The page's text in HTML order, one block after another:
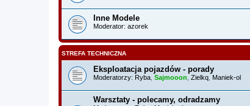
Inne Modele
Moderator: azorek
STREFA TECHNICZNA
Eksploatacja pojazdów - porady
Moderatorzy: Ryba Sajmooon Zielkq Maniek-ol
Warsztaty - polecamy, odradzamy